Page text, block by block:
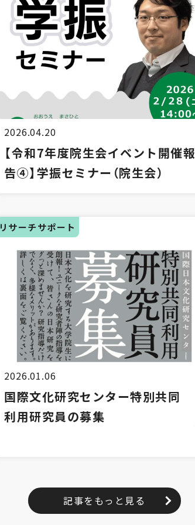
2026.04.20
【令和7年度院生会イベント開催報
告④】学振セミナー（院生会）
リサーチサポート
2026.01.06
国際文化研究センター特別共同
利用研究員の募集
記事をもっと見る